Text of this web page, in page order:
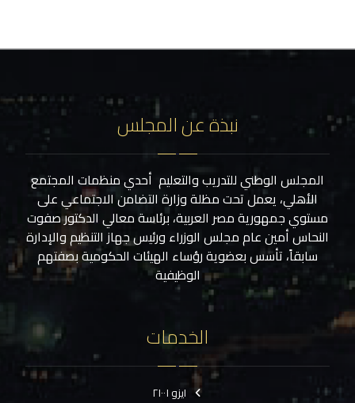
نبذة عن المجلس
المجلس الوطني للتدريب والتعليم أحدي منظمات المجتمع
الأهلي، يعمل تحت مظلة وزارة التضامن الاجتماعي على
مستوي جمهورية مصر العربية، برئاسة معالي الدكتور صفوت
النحاس أمين عام مجلس الوزراء ورئيس جهاز التنظيم والإدارة
سابقاً، تأسس بعضوية رؤساء الهيئات الحكومية بصفتهم
الوظيفية
الخدمات
ايزو ٢١٠٠١